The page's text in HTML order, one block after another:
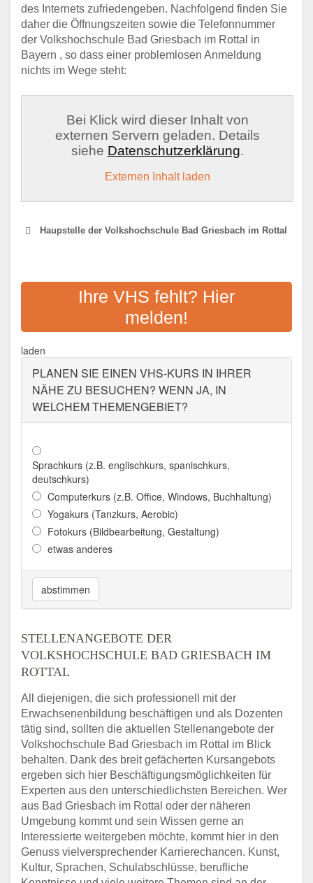
des Internets zufriedengeben. Nachfolgend finden Sie
daher die Öffnungszeiten sowie die Telefonnummer
der Volkshochschule Bad Griesbach im Rottal in
Bayern , so dass einer problemlosen Anmeldung
nichts im Wege steht:
Bei Klick wird dieser Inhalt von
externen Servern geladen. Details
siehe Datenschutzerklärung.
Externen Inhalt laden
Haupstelle der Volkshochschule Bad Griesbach im Rottal
VOLKSHOCHSCHULE
ZWECKVERBAND
VOLKSHOCHSCHULE FÜR
STADT UND LANDKREIS
Adresse: Nikolastraße 18, 94032 Passau
Ihre VHS fehlt? Hier
melden!
laden
PLANEN SIE EINEN VHS-KURS IN IHRER
NÄHE ZU BESUCHEN? WENN JA, IN
WELCHEM THEMENGEBIET?
Sprachkurs (z.B. englischkurs, spanischkurs,
deutschkurs)
Computerkurs (z.B. Office, Windows, Buchhaltung)
Yogakurs (Tanzkurs, Aerobic)
Fotokurs (Bildbearbeitung, Gestaltung)
etwas anderes
abstimmen
STELLENANGEBOTE DER
VOLKSHOCHSCHULE BAD GRIESBACH IM
ROTTAL
All diejenigen, die sich professionell mit der
Erwachsenenbildung beschäftigen und als Dozenten
tätig sind, sollten die aktuellen Stellenangebote der
Volkshochschule Bad Griesbach im Rottal im Blick
behalten. Dank des breit gefächerten Kursangebots
ergeben sich hier Beschäftigungsmöglichkeiten für
Experten aus den unterschiedlichsten Bereichen. Wer
aus Bad Griesbach im Rottal oder der näheren
Umgebung kommt und sein Wissen gerne an
Interessierte weitergeben möchte, kommt hier in den
Genuss vielversprechender Karrierechancen. Kunst,
Kultur, Sprachen, Schulabschlüsse, berufliche